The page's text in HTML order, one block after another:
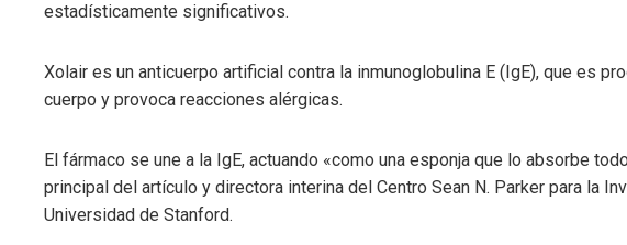
estadísticamente significativos.
Xolair es un anticuerpo artificial contra la inmunoglobulina E (IgE), que es
cuerpo y provoca reacciones alérgicas.
El fármaco se une a la IgE, actuando «como una esponja que lo absorbe
principal del artículo y directora interina del Centro Sean N. Parker para la
Universidad de Stanford.